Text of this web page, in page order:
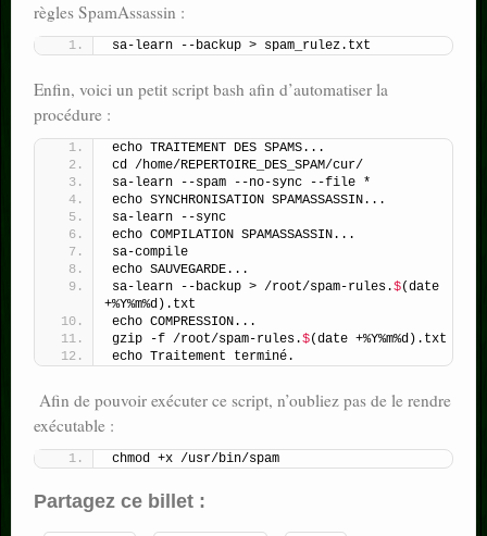
règles SpamAssassin :
sa-learn --backup > spam_rulez.txt
Enfin, voici un petit script bash afin d’automatiser la
procédure :
echo TRAITEMENT DES SPAMS...
cd /home/REPERTOIRE_DES_SPAM/cur/
sa-learn --spam --no-sync --file *
echo SYNCHRONISATION SPAMASSASSIN...
sa-learn --sync
echo COMPILATION SPAMASSASSIN...
sa-compile
echo SAUVEGARDE...
sa-learn --backup > /root/spam-rules.$(date
+%Y%m%d).txt
echo COMPRESSION...
gzip -f /root/spam-rules.$(date +%Y%m%d).txt
echo Traitement terminé.
Afin de pouvoir exécuter ce script, n’oubliez pas de le rendre
exécutable :
chmod +x /usr/bin/spam
Partagez ce billet :